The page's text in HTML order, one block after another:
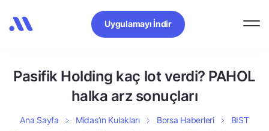
Uygulamayı İndir
Pasifik Holding kaç lot verdi? PAHOL
halka arz sonuçları
Ana Sayfa Midas’ın Kulakları Borsa Haberleri
BIST